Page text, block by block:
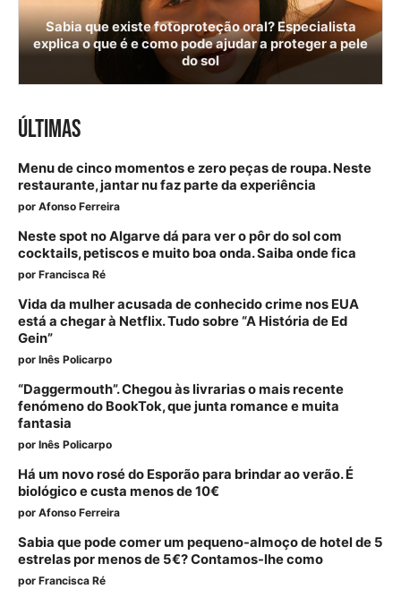
Sabia que existe fotoproteção oral? Especialista
explica o que é e como pode ajudar a proteger a pele
do sol
ÚLTIMAS
Menu de cinco momentos e zero peças de roupa. Neste
restaurante, jantar nu faz parte da experiência
por Afonso Ferreira
Neste spot no Algarve dá para ver o pôr do sol com
cocktails, petiscos e muito boa onda. Saiba onde fica
por Francisca Ré
Vida da mulher acusada de conhecido crime nos EUA
está a chegar à Netflix. Tudo sobre “A História de Ed
Gein”
por Inês Policarpo
“Daggermouth”. Chegou às livrarias o mais recente
fenómeno do BookTok, que junta romance e muita
fantasia
por Inês Policarpo
Há um novo rosé do Esporão para brindar ao verão. É
biológico e custa menos de 10€
por Afonso Ferreira
Sabia que pode comer um pequeno-almoço de hotel de 5
estrelas por menos de 5€? Contamos-lhe como
por Francisca Ré